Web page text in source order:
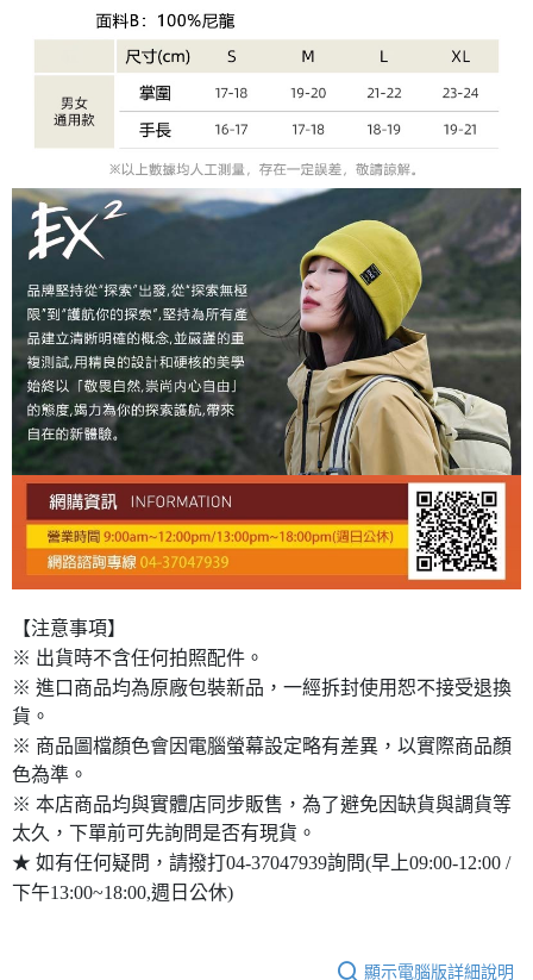
【注意事項】
※ 出貨時不含任何拍照配件。
※ 進口商品均為原廠包裝新品，一經拆封使用恕不接受退換
貨。
※ 商品圖檔顏色會因電腦螢幕設定略有差異，以實際商品顏
色為準。
※ 本店商品均與實體店同步販售，為了避免因缺貨與調貨等
太久，下單前可先詢問是否有現貨。
★ 如有任何疑問，請撥打04-37047939詢問(早上09:00-12:00 /
下午13:00~18:00,週日公休)
顯示電腦版詳細說明